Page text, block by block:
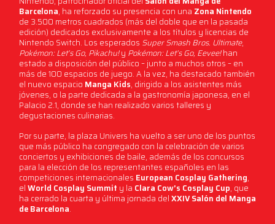
Barcelona, ha reforzado su presencia con una Zona Nintendo
de 3.500 metros cuadrados (más del doble que en la pasada
edición) dedicados exclusivamente a los títulos y licencias de
Nintendo Switch. Los esperados Super Smash Bros. Ultimate,
Pokémon: Let’s Go, Pikachu!y Pokémon: Let’s Go, Eevee!han
estado a disposición del público – junto a muchos otros – en
más de 100 espacios de juego. A la vez, ha destacado también
el nuevo espacio Manga Kids, dirigido a los asistentes más
jóvenes, o la parte dedicada a la gastronomía japonesa, en el
Palacio 2.1, donde se han realizado varios talleres y
degustaciones culinarias.
Por su parte, la plaza Univers ha vuelto a ser uno de los puntos
que más público ha congregado con la celebración de varios
conciertos y exhibiciones de baile, además de los concursos
para la elección de los representantes españoles en las
competiciones internacionales European Cosplay Gathering,
elWorld Cosplay Summit y la Clara Cow’s Cosplay Cup, que
ha cerrado la cuarta y última jornada delXXIV Salón del Manga
de Barcelona.